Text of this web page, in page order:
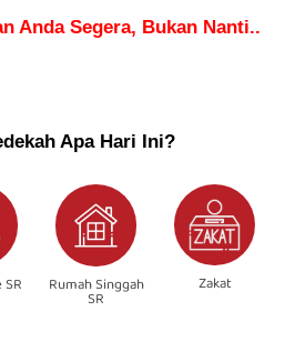
Anda Segera, Bukan Nanti..
Apa Hari Ini?
Rumah Singgah
SR
Zakat